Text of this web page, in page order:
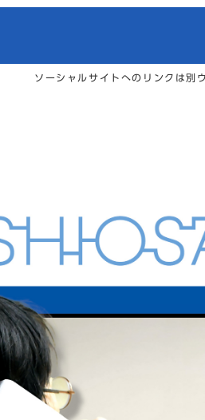
ソーシャルサイトへのリンクは別